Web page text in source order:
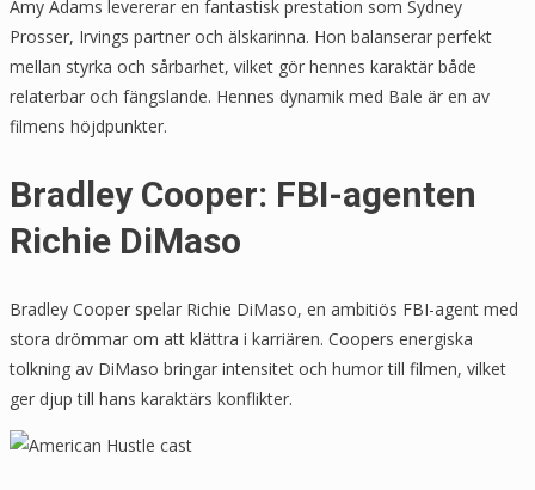
Amy Adams levererar en fantastisk prestation som Sydney
Prosser, Irvings partner och älskarinna. Hon balanserar perfekt
mellan styrka och sårbarhet, vilket gör hennes karaktär både
relaterbar och fängslande. Hennes dynamik med Bale är en av
filmens höjdpunkter.
Bradley Cooper: FBI-agenten
Richie DiMaso
Bradley Cooper spelar Richie DiMaso, en ambitiös FBI-agent med
stora drömmar om att klättra i karriären. Coopers energiska
tolkning av DiMaso bringar intensitet och humor till filmen, vilket
ger djup till hans karaktärs konflikter.